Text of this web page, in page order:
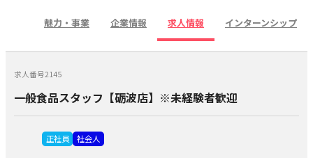
魅力・事業 企業情報 求人情報 インターンシップ
求人番号2145
一般食品スタッフ【砺波店】※未経験者歓迎
正社員 社会人